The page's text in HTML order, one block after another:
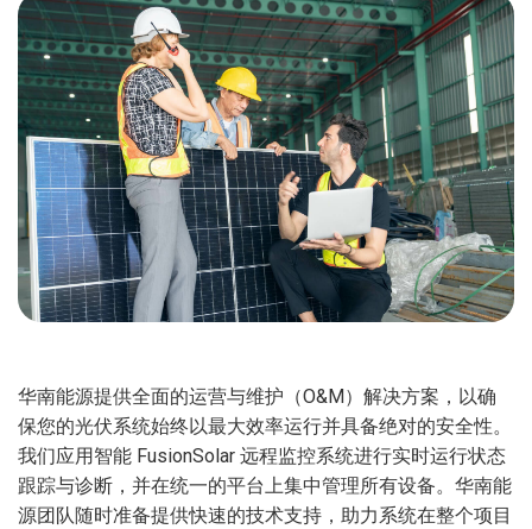
华南能源提供全面的运营与维护（O&M）解决方案，以确
保您的光伏系统始终以最大效率运行并具备绝对的安全性。
我们应用智能 FusionSolar 远程监控系统进行实时运行状态
跟踪与诊断，并在统一的平台上集中管理所有设备。华南能
源团队随时准备提供快速的技术支持，助力系统在整个项目